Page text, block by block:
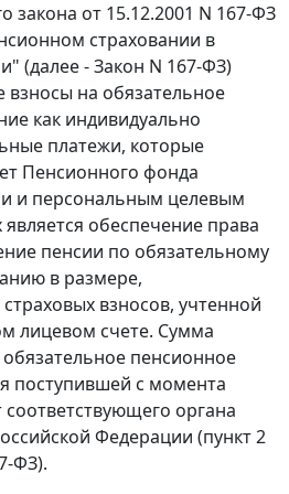
закона от 15.12.2001 N 167-ФЗ
страховании в
(далее -Закон N 167-ФЗ)
взносы на обязательное
как индивидуально
платежи, которые
Пенсионного фонда
и персональным целевым
обеспечение права
пенсии по обязательному
в размере,
взносов, учтенной
лицевом счете. Сумма
пенсионное
поступившей с момента
соответствующего органа
Федерации (пункт 2
ФЗ).